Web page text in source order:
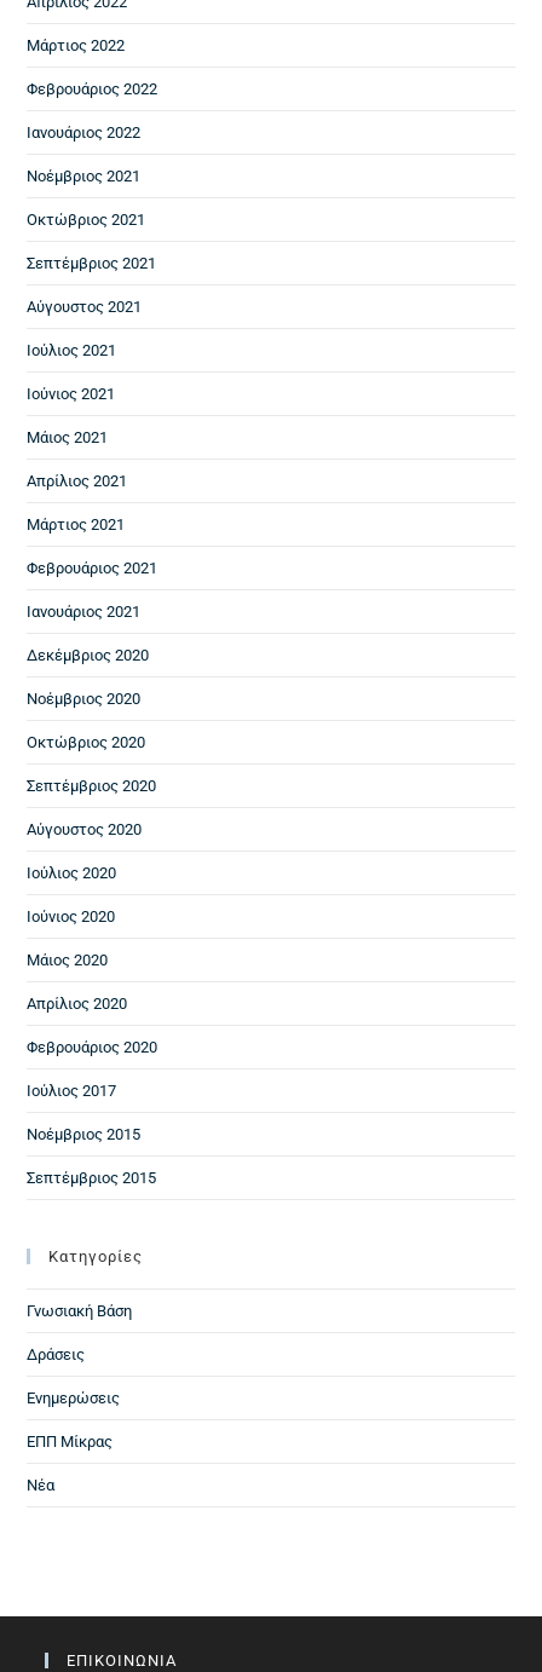
Μάρτιος 2022
Φεβρουάριος 2022
Ιανουάριος 2022
Νοέμβριος 2021
Οκτώβριος 2021
Σεπτέμβριος 2021
Αύγουστος 2021
Ιούλιος 2021
Ιούνιος 2021
Μάιος 2021
Απρίλιος 2021
Μάρτιος 2021
Φεβρουάριος 2021
Ιανουάριος 2021
Δεκέμβριος 2020
Νοέμβριος 2020
Οκτώβριος 2020
Σεπτέμβριος 2020
Αύγουστος 2020
Ιούλιος 2020
Ιούνιος 2020
Μάιος 2020
Απρίλιος 2020
Φεβρουάριος 2020
Ιούλιος 2017
Νοέμβριος 2015
Σεπτέμβριος 2015
Kατηγορίες
Γνωσιακή Βάση
Δράσεις
Ενημερώσεις
ΕΠΠ Μίκρας
Νέα
ΕΠΙΚΟΙΝΩΝΙΑ